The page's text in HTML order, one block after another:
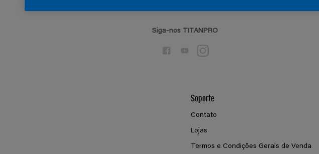
Siga-nos TITANPRO
Soporte
Contato
Lojas
Termos e Condições Gerais de Venda